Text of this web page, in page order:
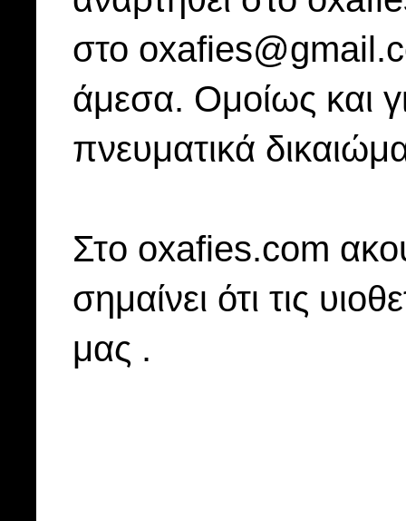
στο
άμεσα. Ομοίως και
πνευματικά
Στo oxafies.com
σημαίνει ότι τις
μας .